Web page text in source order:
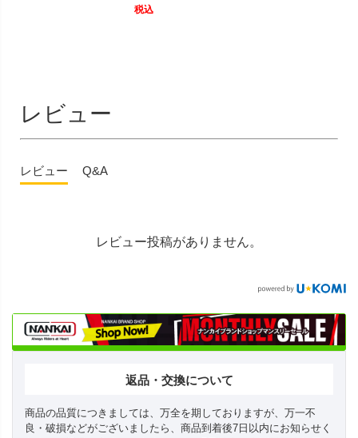
税込
レビュー
レビュー Q&A
レビュー投稿がありません。
返品・交換について
商品の品質につきましては、万全を期しておりますが、万一不
良・破損などがございましたら、商品到着後7日以内にお知らせく